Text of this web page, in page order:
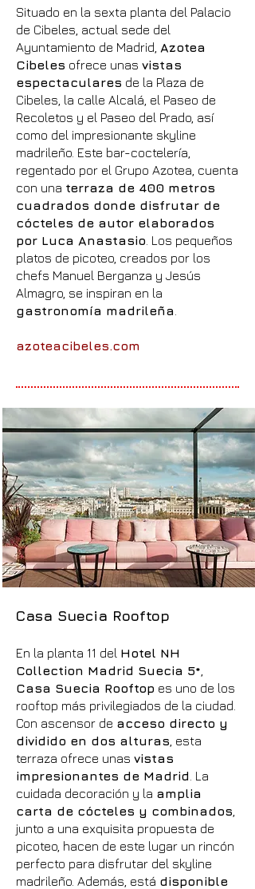
Situado en la sexta planta del Palacio
de Cibeles, actual sede del
Ayuntamiento de Madrid, Azotea
Cibeles ofrece unas vistas
espectaculares de la Plaza de
Cibeles, la calle Alcalá, el Paseo de
Recoletos y el Paseo del Prado, así
como del impresionante skyline
madrileño. Este bar-coctelería,
regentado por el Grupo Azotea, cuenta
con una terraza de 400 metros
cuadrados donde disfrutar de
cócteles de autor elaborados
por Luca Anastasio . Los pequeños
platos de picoteo, creados por los
chefs Manuel Berganza y Jesús
Almagro, se inspiran en la
gastronomía madrileña
azoteacibeles.com
Casa Suecia Rooftop
En la planta 11 del Hotel NH
Collection Madrid Suecia 5*
Casa Suecia Rooftop es uno de los
rooftop más privilegiados de la ciudad.
Con ascensor de acceso directo y
dividido en dos alturas , esta
terraza ofrece unas vistas
impresionantes de Madrid . La
cuidada decoración y la amplia
carta de cócteles y combinados
junto a una exquisita propuesta de
picoteo, hacen de este lugar un rincón
perfecto para disfrutar del skyline
madrileño. Además, está disponible